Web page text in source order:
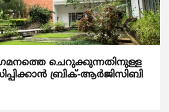
ചെറുക്കുന്നതിനുള്ള
ബ്രിക്-ആര്‍ജിസിബി